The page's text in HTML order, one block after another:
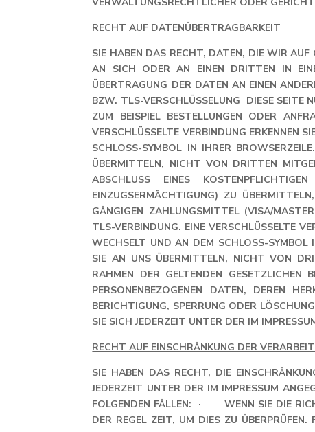
RECHT AUF DATENÜBERTRAGBARKEIT
SIE HABEN DAS RECHT, DATEN, DIE WIR
AN SICH ODER AN EINEN DRITTEN IN
ÜBERTRAGUNG DER DATEN AN EINEN
BZW. TLS-VERSCHLÜSSELUNG DIESE SEITE
ZUM BEISPIEL BESTELLUNGEN ODER
VERSCHLÜSSELTE VERBINDUNG ERKENNEN
SCHLOSS-SYMBOL IN IHRER
ÜBERMITTELN, NICHT VON DRITTEN
ABSCHLUSS EINES
EINZUGSERMÄCHTIGUNG) ZU
GÄNGIGEN ZAHLUNGSMITTEL (VISA/
LS-VERBINDUNG. EINE VERSCHLÜSSELTE
ECHSELT UND AN DEM SCHLOSS-SYMBOL
IE AN UNS ÜBERMITTELN, NICHT VON
AHMEN DER GELTENDEN GESETZLICHEN
ERSONENBEZOGENEN DATEN, DEREN
ERICHTIGUNG, SPERRUNG ODER
IE SICH JEDERZEIT UNTER DER IM
RECHT AUF EINSCHRÄNKUNG DER
SIE HABEN DAS RECHT, DIE
JEDERZEIT UNTER DER IM IMPRESSUM
FOLGENDEN FÄLLEN: · WENN SIE DIE
DER REGEL ZEIT, UM DIES ZU